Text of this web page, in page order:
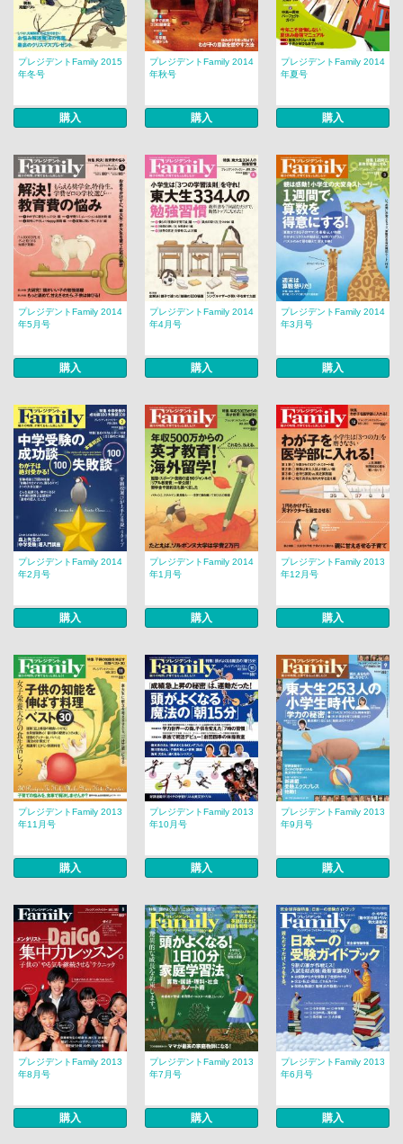
プレジデントFamily 2015
年冬号
購入
プレジデントFamily 2014
年秋号
購入
プレジデントFamily 2014
年夏号
購入
プレジデントFamily 2014
年5月号
購入
プレジデントFamily 2014
年4月号
購入
プレジデントFamily 2014
年3月号
購入
プレジデントFamily 2014
年2月号
購入
プレジデントFamily 2014
年1月号
購入
プレジデントFamily 2013
年12月号
購入
プレジデントFamily 2013
年11月号
購入
プレジデントFamily 2013
年10月号
購入
プレジデントFamily 2013
年9月号
購入
プレジデントFamily 2013
年8月号
購入
プレジデントFamily 2013
年7月号
購入
プレジデントFamily 2013
年6月号
購入